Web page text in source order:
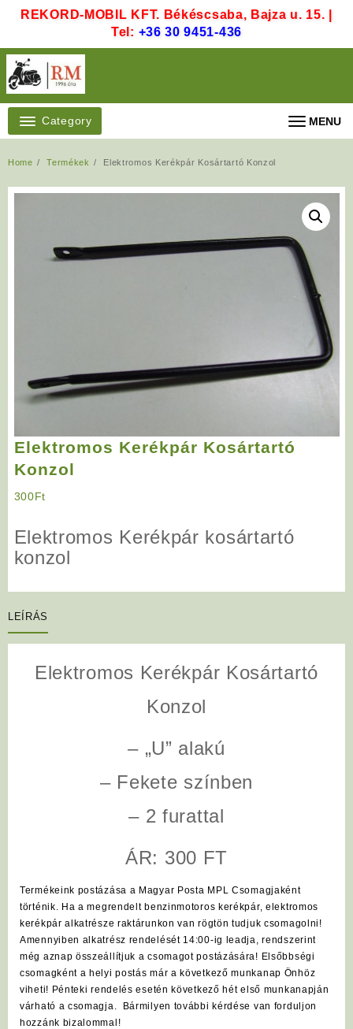
REKORD-MOBIL KFT. Békéscsaba, Bajza u. 15. |
Tel: +36 30 9451-436
Category MENU
Home Termékek Elektromos Kerékpár Kosártartó Konzol
Elektromos Kerékpár Kosártartó
Konzol
300Ft
Elektromos Kerékpár kosártartó
konzol
LEÍRÁS
Elektromos Kerékpár Kosártartó
Konzol
– „U” alakú
– Fekete színben
– 2 furattal
ÁR: 300 FT
Termékeink postázása a Magyar Posta MPL Csomagjaként
történik. Ha a megrendelt benzinmotoros kerékpár, elektromos
kerékpár alkatrésze raktárunkon van rögtön tudjuk csomagolni!
Amennyiben alkatrész rendelését 14:00-ig leadja, rendszerint
még aznap összeállítjuk a csomagot postázására! Elsőbbségi
csomagként a helyi postás már a következő munkanap Önhöz
viheti! Pénteki rendelés esetén következő hét első munkanapján
várható a csomagja. Bármilyen további kérdése van forduljon
hozzánk bizalommal!